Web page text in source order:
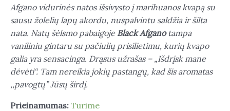
Afgano vidurinės natos išsivysto į marihuanos kvapą su
sausu žolelių lapų akordu, nuspalvintu saldžia ir šilta
nata. Natų šėlsmo pabaigoje Black Afganotampa
vaniliniu gintaru su pačiulių prisilietimu, kurių kvapo
galia yra sensacinga. Drąsus užrašas – „Išdrįsk mane
dėvėti“. Tam nereikia jokių pastangų, kad šis aromatas
,,pavogtų” Jūsų širdį.
Prieinamumas: Turime